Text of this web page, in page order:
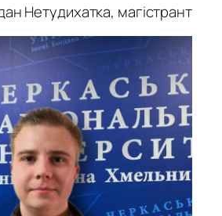
Нетудихатка, магістрант